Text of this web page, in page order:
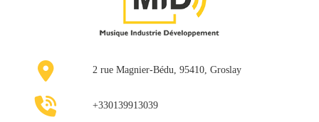
2 rue Magnier-Bédu, 95410, Groslay
+330139913039